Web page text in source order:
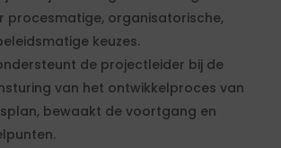
procesmatige, organisatorische,
keuzes.
de projectleider bij de
van het ontwikkelproces van
bewaakt de voortgang en